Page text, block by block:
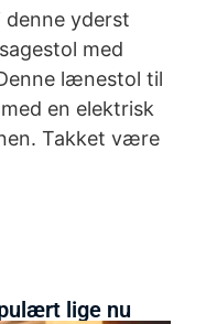
yderst
med
lænestol til
en elektrisk
Takket være
lige nu